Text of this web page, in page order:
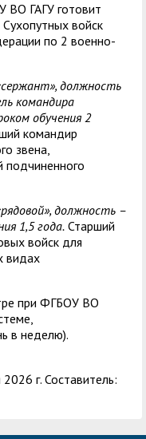
ВО ГАГУ готовит
войск
по 2 военно-
должность
командира
обучения 2
командир
звена,
должность –
1,5 года. Старший
войск для
видах
при ФГБОУ ВО
в неделю).
г. Составитель: